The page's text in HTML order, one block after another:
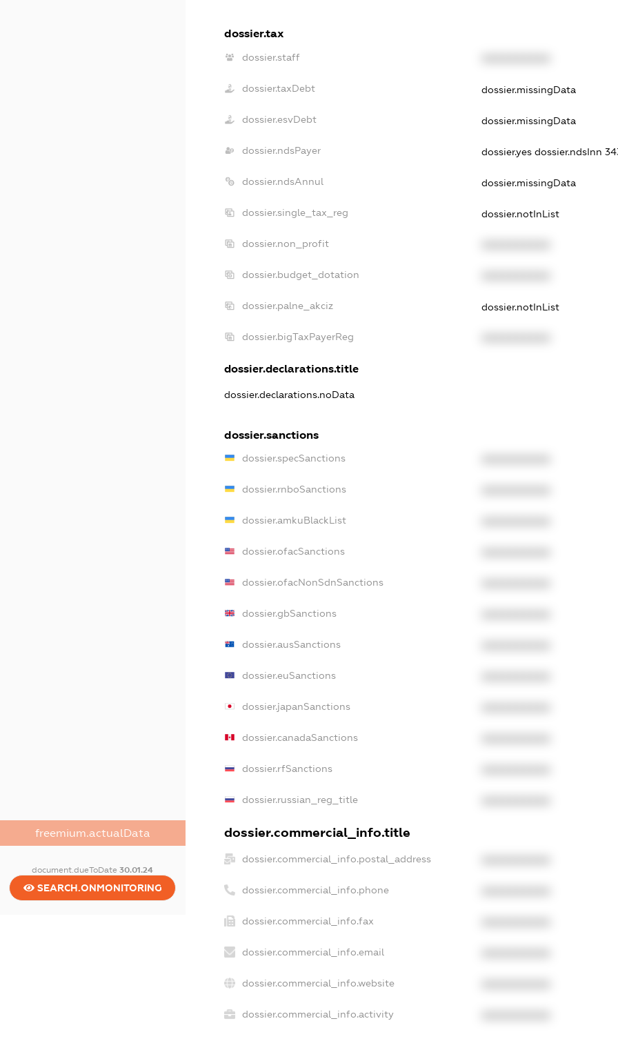
freemium.actualData
document.dueToDate30.01.24
SEARCH.ONMONITORING
dossier.tax
dossier.staff
dossier.taxDebt dossier.missingData
dossier.esvDebt dossier.missingData
dossier.ndsPayer dossier.yes dossier.ndsInn
dossier.ndsAnnul dossier.missingData
dossier.single_tax_reg dossier.notInList
dossier.non_profit
dossier.budget_dotation
dossier.palne_akciz dossier.notInList
dossier.bigTaxPayerReg
dossier.declarations.title
dossier.declarations.noData
dossier.sanctions
dossier.specSanctions
dossier.rnboSanctions
dossier.amkuBlackList
dossier.ofacSanctions
dossier.ofacNonSdnSanctions
dossier.gbSanctions
dossier.ausSanctions
dossier.euSanctions
dossier.japanSanctions
dossier.canadaSanctions
dossier.rfSanctions
dossier.russian_reg_title
dossier.commercial_info.title
dossier.commercial_info.postal_address
dossier.commercial_info.phone
dossier.commercial_info.fax
dossier.commercial_info.email
dossier.commercial_info.website
dossier.commercial_info.activity